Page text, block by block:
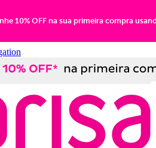
10% OFF na sua primeira compra